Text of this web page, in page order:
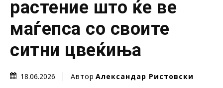
растение што ќе ве
маѓепса со своите
ситни цвеќиња
18.06.2026 Автор Александар Ристовски